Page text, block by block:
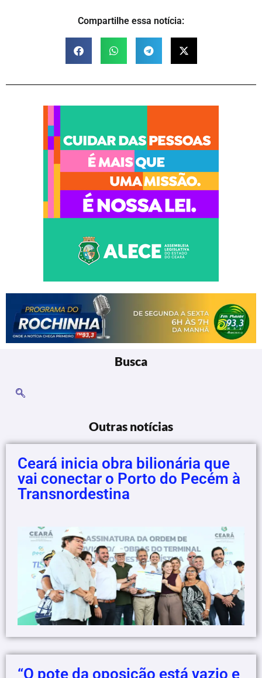
Compartilhe essa notícia:
Busca
Outras notícias
Ceará inicia obra bilionária que
vai conectar o Porto do Pecém à
Transnordestina
“O pote da oposição está vazio e